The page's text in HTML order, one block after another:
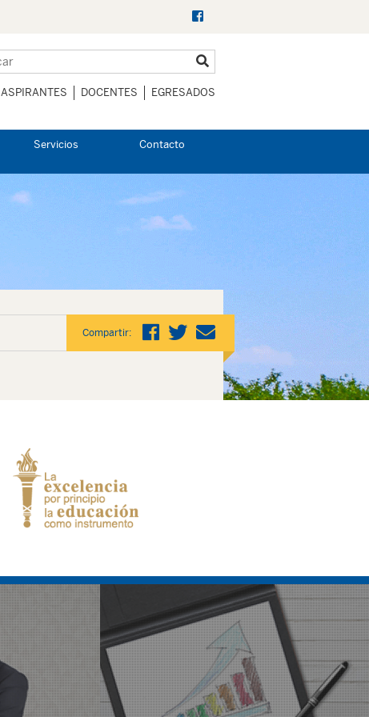
ASPIRANTES DOCENTES EGRESADOS
Servicios Contacto
Compartir: